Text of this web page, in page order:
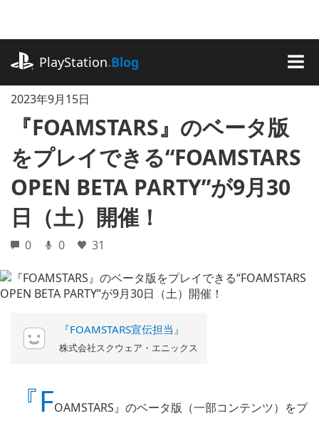
に
ッ
PlayStation.Blog
2023年9月15日
『FOAMSTARS』のベータ版
をプレイできる“FOAMSTARS
OPEN BETA PARTY”が9月30
日（土）開催！
0 0 31
『FOAMSTARS宣伝担当』
株式会社スクウェア・エニックス
『FOAMSTARS』のベータ版（一部コンテンツ）をプ